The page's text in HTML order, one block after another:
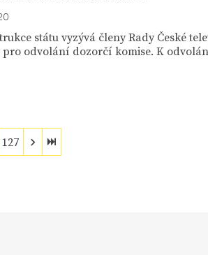
státu vyzývá členy Rady České
pro odvolání dozorčí komise. K
127